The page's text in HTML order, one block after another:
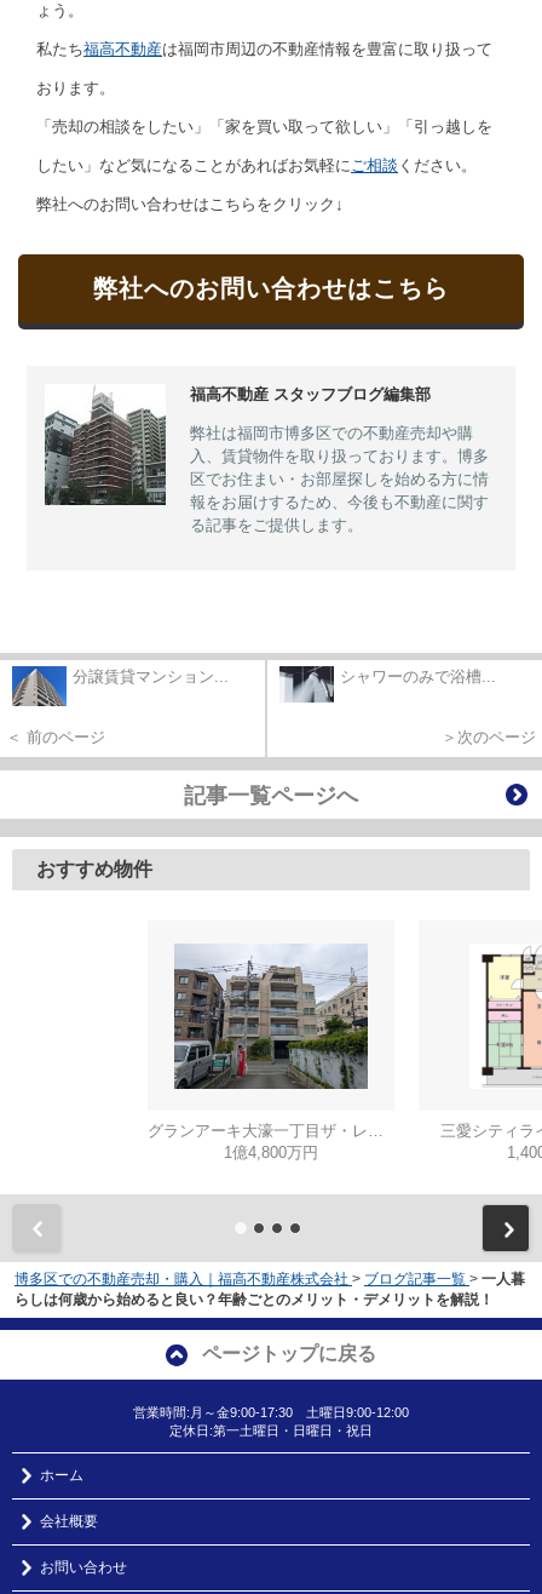
ょう。
私たち福高不動産は福岡市周辺の不動産情報を豊富に取り扱って
おります。
「売却の相談をしたい」「家を買い取って欲しい」「引っ越しを
したい」など気になることがあればお気軽にご相談 ください。
弊社へのお問い合わせはこちらをクリック↓
弊社へのお問い合わせはこちら
福高不動産 スタッフブログ編集部
弊社は福岡市博多区での不動産売却や購
入、賃貸物件を取り扱っております。博多
区でお住まい・お部屋探しを始める方に情
報をお届けするため、今後も不動産に関す
る記事をご提供します。
分譲賃貸マンション...
＜ 前のページ
シャワーのみで浴槽...
＞次のページ
記事一覧ページへ
おすすめ物件
グランアーキ大濠一丁目ザ・レジデンス
1億4,800万円
三愛シティラ
博多区での不動産売却・購入｜福高不動産株式会社 > ブログ記事一覧 > 一人暮
らしは何歳から始めると良い？年齢ごとのメリット・デメリットを解説！
ページトップに戻る
営業時間:月～金9:00-17:30 土曜日9:00-12:00
定休日:第一土曜日・日曜日・祝日
ホーム
会社概要
お問い合わせ